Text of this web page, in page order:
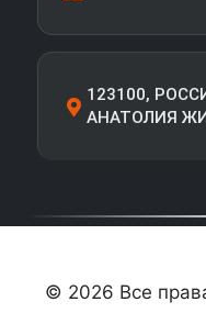
123100,
АНАТОЛИЯ
© 2026 Все